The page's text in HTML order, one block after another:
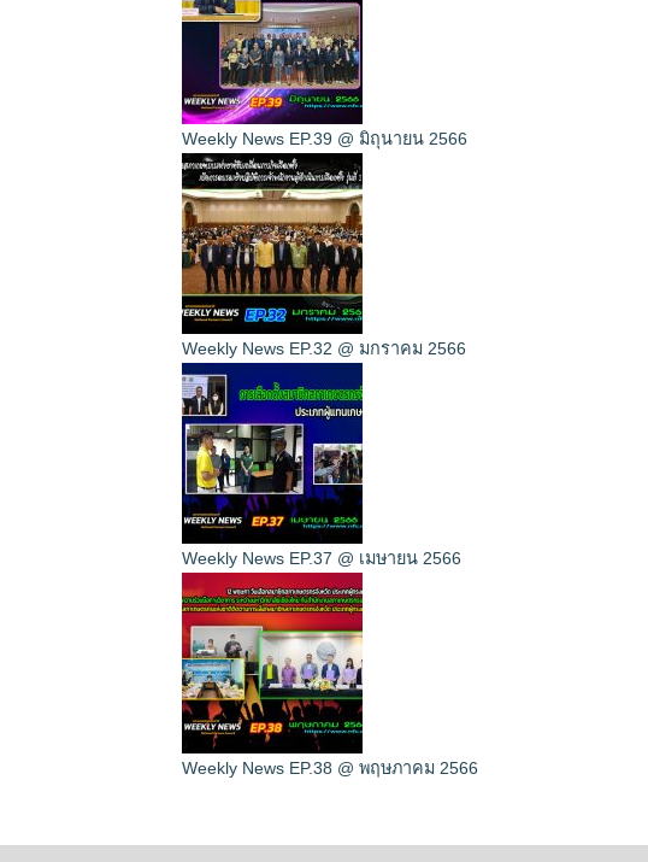
Weekly News EP.39 @ มิถุนายน 2566
Weekly News EP.32 @ มกราคม 2566
Weekly News EP.37 @ เมษายน 2566
Weekly News EP.38 @ พฤษภาคม 2566